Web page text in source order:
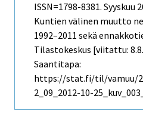
ISSN=1798-8381. Syyskuu
Kuntien välinen muutto
1992–2011 sekä
Tilastokeskus [viitattu:
Saantitapa:
https://stat.fi/til/vamuu/
2_09_2012-10-